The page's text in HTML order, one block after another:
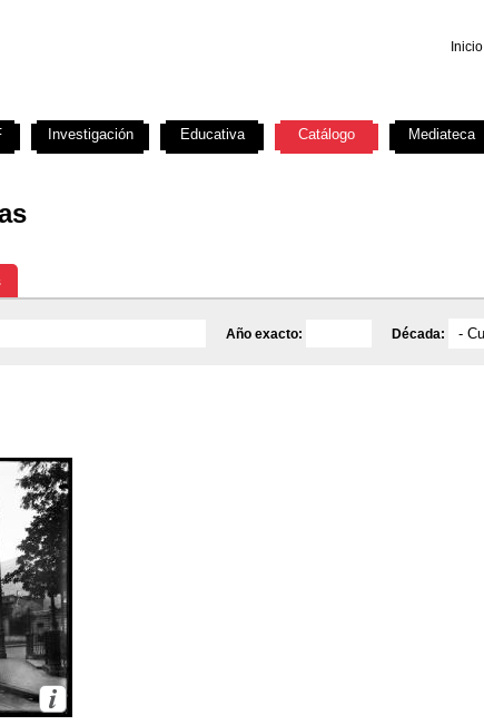
Inicio
Año exacto: Década:
Investigación Educativa Catálogo Mediateca